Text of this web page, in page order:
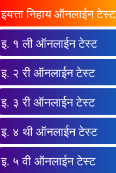
इयत्ता निहाय ऑनलाईन टेस्ट
इ. १ ली ऑनलाईन टेस्ट
इ. २ री ऑनलाईन टेस्ट
इ. ३ री ऑनलाईन टेस्ट
इ. ४ थी ऑनलाईन टेस्ट
इ. ५ वी ऑनलाईन टेस्ट